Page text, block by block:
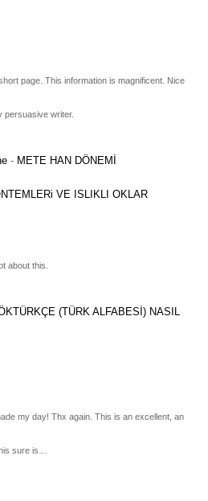
page. This information is magnificent. Nice
persuasive writer.
- METE HAN DÖNEMİ
VE ISLIKLI OKLAR
about this.
(TÜRK ALFABESİ) NASIL
my day! Thx again. This is an excellent, an
sure is…